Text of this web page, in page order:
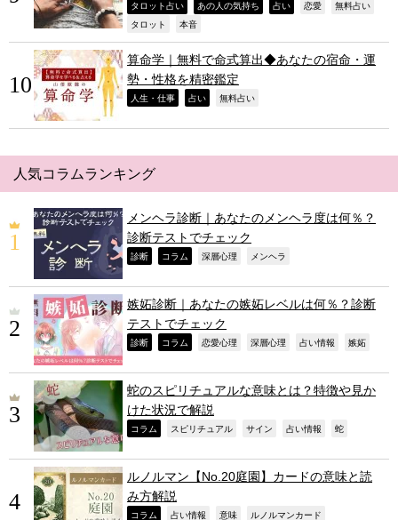
タロット占い あの人の気持ち 占い 恋愛 無料占い
タロット 本音
算命学｜無料で命式算出◆あなたの宿命・運
勢・性格を精密鑑定
人生・仕事 占い 無料占い
人気コラムランキング
メンヘラ診断｜あなたのメンヘラ度は何％？
診断テストでチェック
診断 コラム 深層心理 メンヘラ
嫉妬診断｜あなたの嫉妬レベルは何％？診断
テストでチェック
診断 コラム 恋愛心理 深層心理 占い情報 嫉妬
蛇のスピリチュアルな意味とは？特徴や見か
けた状況で解説
コラム スピリチュアル サイン 占い情報 蛇
ルノルマン【No.20庭園】カードの意味と読
み方解説
コラム 占い情報 意味 ルノルマンカード